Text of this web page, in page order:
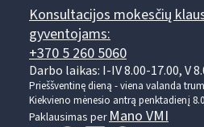
Konsultacijos mokesčių
gyventojams:
+370 5 260 5060
Darbo laikas: I-IV 8.00-17.00, V
Prieššventinę dieną - viena valanda
Kiekvieno mėnesio antrą penktadienį
Paklausimas per Mano VMI